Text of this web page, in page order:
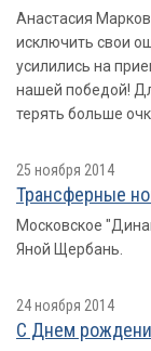
Анастасия
исключить свои
усилились на
нашей победой!
терять больше
25 ноября 2014
Трансферные
Московское
Яной Щербань.
24 ноября 2014
С Днем